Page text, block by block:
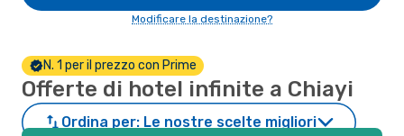
Modificare la destinazione?
N. 1 per il prezzo con Prime
Offerte di hotel infinite a Chiayi
Ordina per: Le nostre scelte migliori